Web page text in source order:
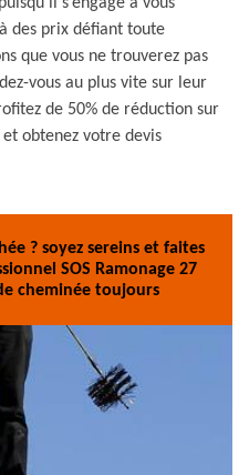
des prix défiant toute
que vous ne trouverez pas
vous au plus vite sur leur
de 50% de réduction sur
obtenez votre devis
? soyez sereins et faites
SOS Ramonage 27
cheminée toujours